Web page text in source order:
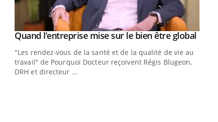
Youtube
Quand l’entreprise mise sur le bien être global
"Les rendez-vous de la santé et de la qualité de vie au
travail" de Pourquoi Docteur reçoivent Régis Blugeon,
DRH et directeur ...